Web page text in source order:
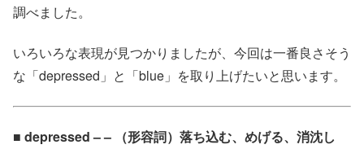
調べました。
いろいろな表現が見つかりましたが、今回は一番良さそう
な「depressed」と「blue」を取り上げたいと思います。
■ depressed – – （形容詞）落ち込む、めげる、消沈し